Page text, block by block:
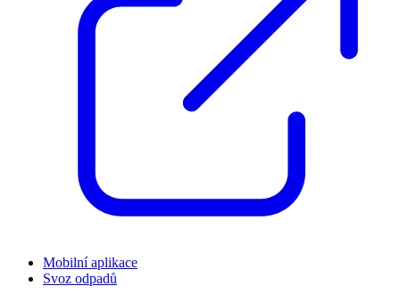
Mobilní aplikace
Svoz odpadů